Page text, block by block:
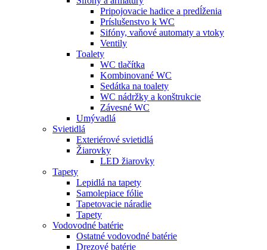
Pripojovacie hadice a predĺženia
Príslušenstvo k WC
Sifóny, vaňové automaty a vtoky
Ventily
Toalety
WC tlačítka
Kombinované WC
Sedátka na toalety
WC nádržky a konštrukcie
Závesné WC
Umývadlá
Svietidlá
Exteriérové svietidlá
Žiarovky
LED žiarovky
Tapety
Lepidlá na tapety
Samolepiace fólie
Tapetovacie náradie
Tapety
Vodovodné batérie
Ostatné vodovodné batérie
Drezové batérie